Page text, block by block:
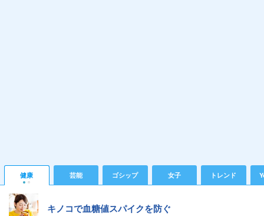
健康 芸能 ゴシップ 女子 トレンド
キノコで血糖値スパイクを防ぐ